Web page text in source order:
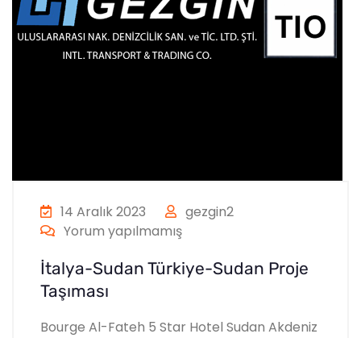
14 Aralık 2023
gezgin2
Yorum yapılmamış
İtalya-Sudan Türkiye-Sudan Proje
Taşıması
Bourge Al-Fateh 5 Star Hotel Sudan Akdeniz